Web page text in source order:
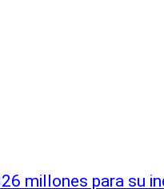
millones para su